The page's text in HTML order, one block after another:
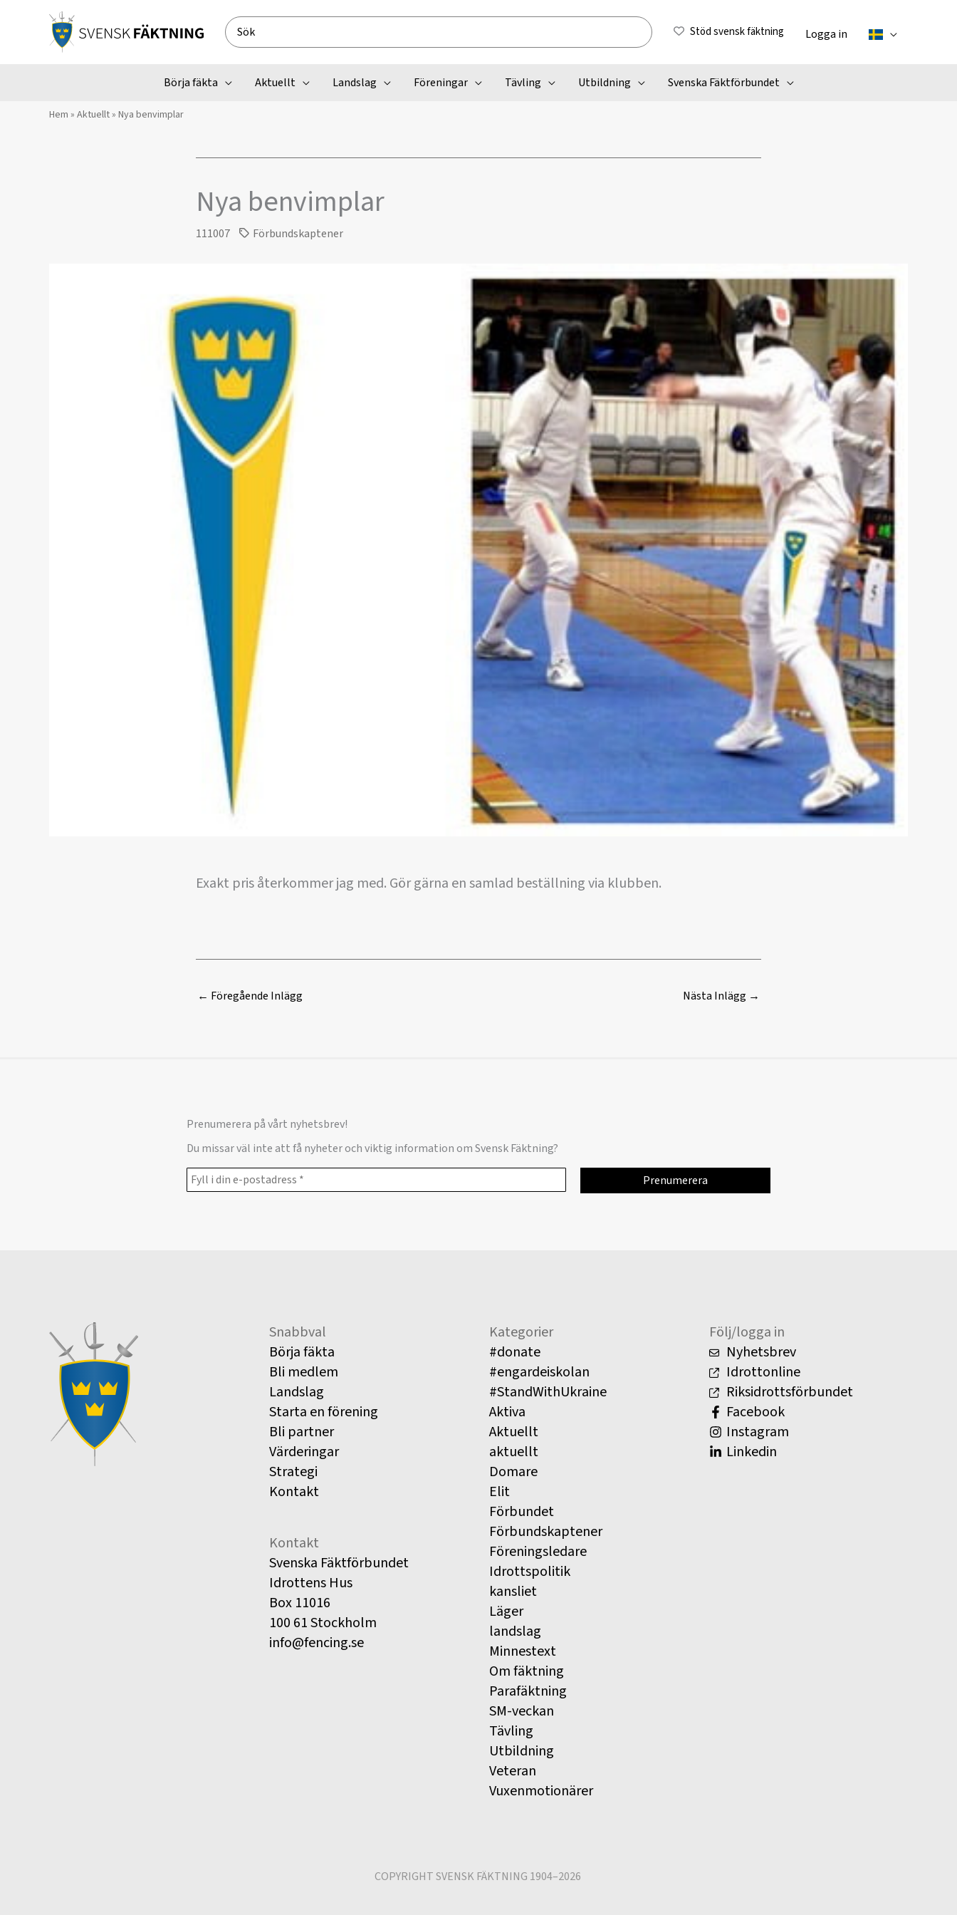
Search
for:
Stöd svensk fäktning Logga in
Börja fäkta Aktuellt Landslag Föreningar Tävling Utbildning Svenska Fäktförbundet
Hem » Aktuellt» Nya benvimplar
Nya benvimplar
111007 Förbundskaptener
Exakt pris återkommer jag med. Gör gärna en samlad beställning via klubben.
← Föregående Inlägg Nästa Inlägg →
Prenumerera på vårt nyhetsbrev!
Du missar väl inte att få nyheter och viktig information om Svensk Fäktning?
Snabbval
Börja fäkta
Bli medlem
Landslag
Starta en förening
Bli partner
Värderingar
Strategi
Kontakt
Kontakt
Svenska Fäktförbundet
Idrottens Hus
Box 11016
100 61 Stockholm
info@fencing.se
Kategorier
#donate
#engardeiskolan
#StandWithUkraine
Aktiva
Aktuellt
aktuellt
Domare
Elit
Förbundet
Förbundskaptener
Föreningsledare
Idrottspolitik
kansliet
Läger
landslag
Minnestext
Om fäktning
Parafäktning
SM-veckan
Tävling
Utbildning
Veteran
Vuxenmotionärer
Följ/logga in
Nyhetsbrev
Idrottonline
Riksidrottsförbundet
Facebook
Instagram
Linkedin
COPYRIGHT SVENSK FÄKTNING 1904–2026